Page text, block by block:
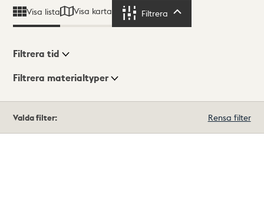
Visa lista Visa karta Filtrera
Visningsläge
Filtrera tid
Filtrera materialtyper
träffar
Valda filter: Rensa filter